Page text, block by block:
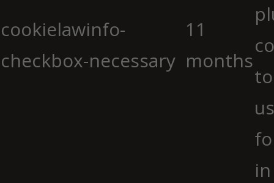
cookielawinfo-
checkbox-necessary
11
months